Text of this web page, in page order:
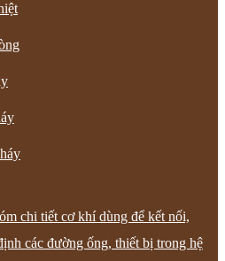
chi tiết cơ khí dùng để kết nối,
các đường ống, thiết bị trong hệ